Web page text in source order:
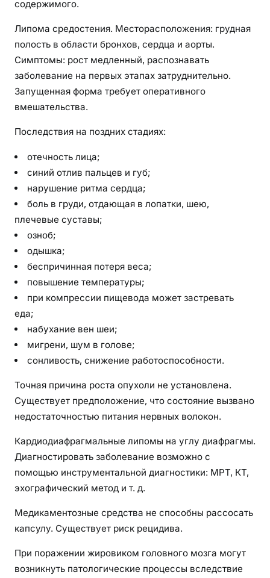
содержимого.
Липома средостения. Месторасположения: грудная
полость в области бронхов, сердца и аорты.
Симптомы: рост медленный, распознавать
заболевание на первых этапах затруднительно.
Запущенная форма требует оперативного
вмешательства.
Последствия на поздних стадиях:
отечность лица;
синий отлив пальцев и губ;
нарушение ритма сердца;
боль в груди, отдающая в лопатки, шею,
плечевые суставы;
озноб;
одышка;
беспричинная потеря веса;
повышение температуры;
при компрессии пищевода может застревать
еда;
набухание вен шеи;
мигрени, шум в голове;
сонливость, снижение работоспособности.
Точная причина роста опухоли не установлена.
Существует предположение, что состояние вызвано
недостаточностью питания нервных волокон.
Кардиодиафрагмальные липомы на углу диафрагмы.
Диагностировать заболевание возможно с
помощью инструментальной диагностики: МРТ, КТ,
эхографический метод и т. д.
Медикаментозные средства не способны рассосать
капсулу. Существует риск рецидива.
При поражении жировиком головного мозга могут
возникнуть патологические процессы вследствие